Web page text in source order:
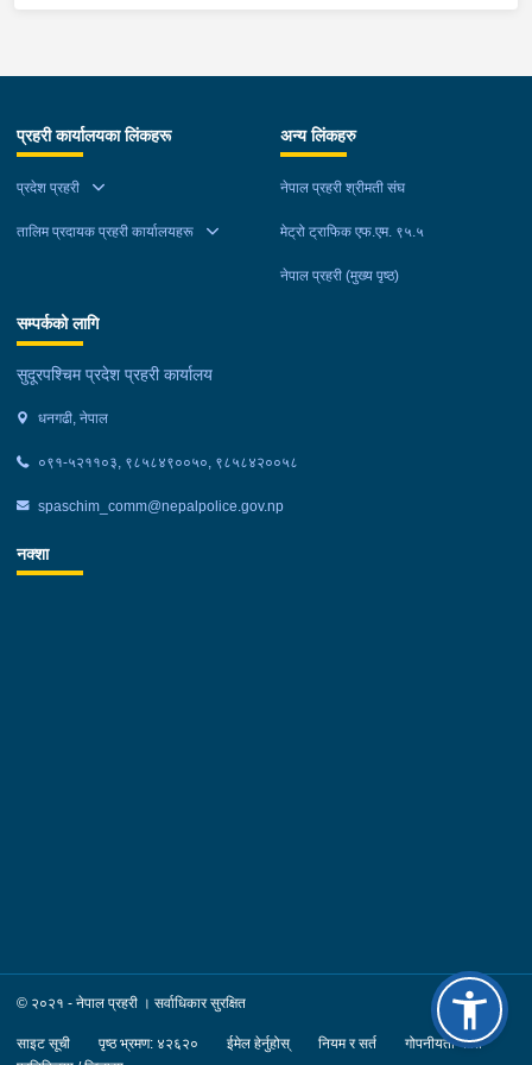
प्रहरी कार्यालयका लिंकहरू
प्रदेश प्रहरी
तालिम प्रदायक प्रहरी कार्यालयहरू
अन्य लिंकहरु
नेपाल प्रहरी श्रीमती संघ
मेट्रो ट्राफिक एफ.एम. ९५.५
नेपाल प्रहरी (मुख्य पृष्ठ)
सम्पर्कको लागि
सुदूरपश्चिम प्रदेश प्रहरी कार्यालय
धनगढी, नेपाल
०९१-५२११०३, ९८५८४९००५०, ९८५८४२००५८
spaschim_comm@nepalpolice.gov.np
नक्शा
© २०२१ - नेपाल प्रहरी । सर्वाधिकार सुरक्षित
साइट सूची पृष्ठ भ्रमण: ४२६२० ईमेल हेर्नुहोस् नियम र सर्त
गोपनीयता नीति